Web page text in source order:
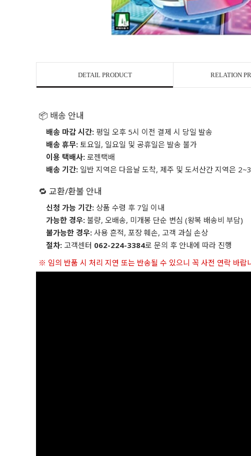
DETAIL PRODUCT RELATION
📦 배송 안내
배송 마감 시간: 평일 오후 5시 이전 결제 시 당일 발송
배송 휴무: 토요일, 일요일 및 공휴일은 발송 불가
이용 택배사: 로젠택배
배송 기간: 일반 지역은 다음날 도착, 제주 및 도서산간 지역은
🔁 교환/환불 안내
신청 가능 기간: 상품 수령 후 7일 이내
가능한 경우: 불량, 오배송, 미개봉 단순 변심 (왕복 배송비 부담)
불가능한 경우: 사용 흔적, 포장 훼손, 고객 과실 손상
절차: 고객센터 062-224-3384로 문의 후 안내에 따라 진행
※ 임의 반품 시 처리 지연 또는 반송될 수 있으니 꼭 사전 연락 바랍